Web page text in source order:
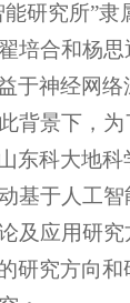
能研究所”
培合和杨思
于神经网
背景下，
东科大地
基于人工
及应用研究
研究方向